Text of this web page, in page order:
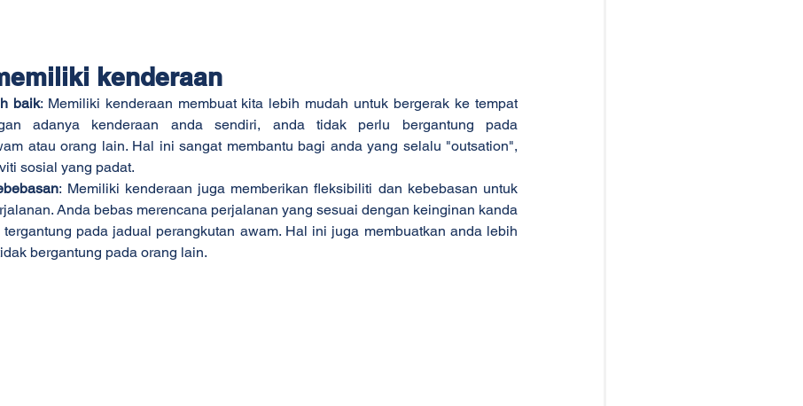
kenderaan
baik: Memiliki kenderaan membuat kita lebih mudah untuk bergerak ke tempat
adanya kenderaan anda sendiri, anda tidak perlu bergantung pada
atau orang lain. Hal ini sangat membantu bagi anda yang selalu "outsation",
sosial yang padat.
: Memiliki kenderaan juga memberikan fleksibiliti dan kebebasan untuk
Anda bebas merencana perjalanan yang sesuai dengan keinginan kanda
pada jadual perangkutan awam. Hal ini juga membuatkan anda lebih
bergantung pada orang lain.